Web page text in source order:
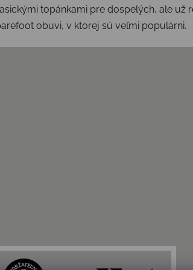
topánkami pre dospelých, ale
obuvi, v ktorej sú veľmi populárni.